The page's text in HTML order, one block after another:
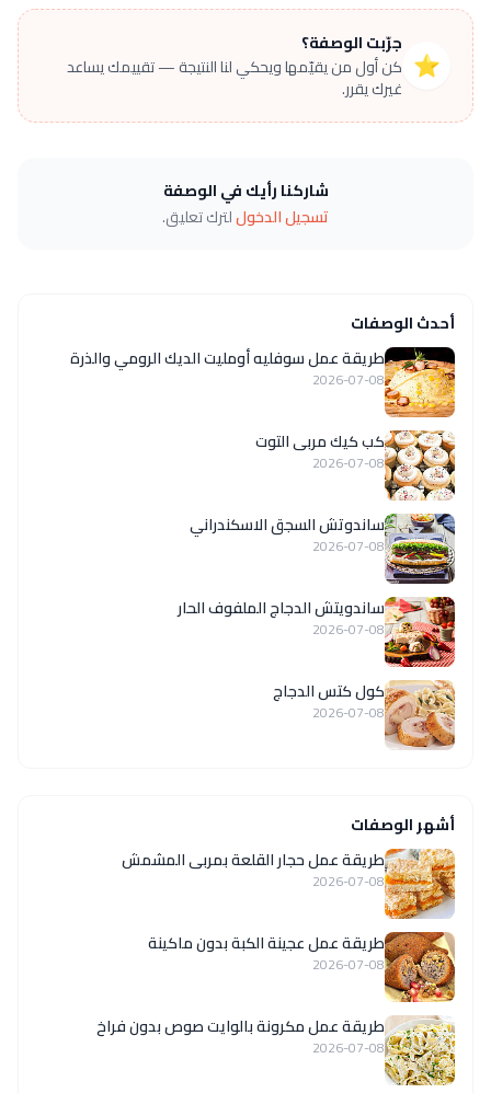
⭐
جرّبت الوصفة؟
كن أول من يقيّمها ويحكي لنا النتيجة — تقييمك يساعد
غيرك يقرر.
شاركنا رأيك في الوصفة
تسجيل الدخوللترك تعليق.
أحدث الوصفات
طريقة عمل سوفليه أومليت الديك الرومي والذرة
2026-07-08
كب كيك مربى التوت
2026-07-08
ساندوتش السجق الاسكندراني
2026-07-08
ساندويتش الدجاج الملفوف الحار
2026-07-08
كول كتس الدجاج
2026-07-08
أشهر الوصفات
طريقة عمل حجار القلعة بمربى المشمش
2026-07-08
طريقة عمل عجينة الكبة بدون ماكينة
2026-07-08
طريقة عمل مكرونة بالوايت صوص بدون فراخ
2026-07-08